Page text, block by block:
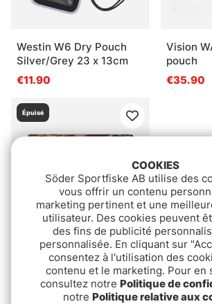
Westin W6 Dry Pouch
Silver/Grey 23 x 13cm
€11.90
Vision
pouch
€35.90
Épuisé
Yeti Sidekick Dry 3L -
Wetlands Camo
€59.90
COOKIES
Söder Sportfiske AB utilise des
vous offrir un contenu
marketing pertinent et une
utilisateur. Des cookies peuvent
des fins de publicité
personnalisée. En cliquant sur
consentez à l'utilisation des
contenu et le marketing. Pour en
consultez notre Politique de
notre Politique relative aux